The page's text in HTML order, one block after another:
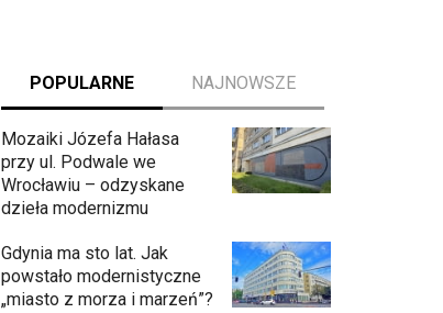
POPULARNE NAJNOWSZE
Mozaiki Józefa Hałasa
przy ul. Podwale we
Wrocławiu – odzyskane
dzieła modernizmu
Gdynia ma sto lat. Jak
powstało modernistyczne
„miasto z morza i marzeń”?